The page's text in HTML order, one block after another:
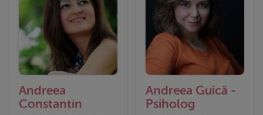
Andreea
Constantin
Andreea Guică -
Psiholog